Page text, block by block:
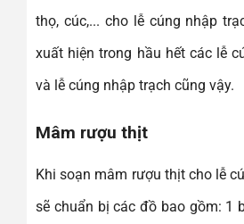
thọ, cúc,... cho lễ cúng nhập
xuất hiện trong hầu hết các lễ
và lễ cúng nhập trạch cũng vậy.
Mâm rượu thịt
Khi soạn mâm rượu thịt cho lễ
sẽ chuẩn bị các đồ bao gồm: 1